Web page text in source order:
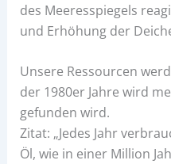
des Meeresspiegels
und Erhöhung der
Unsere Ressourcen
der 1980er Jahre wird
gefunden wird.
Zitat: „Jedes Jahr
Öl, wie in einer Million